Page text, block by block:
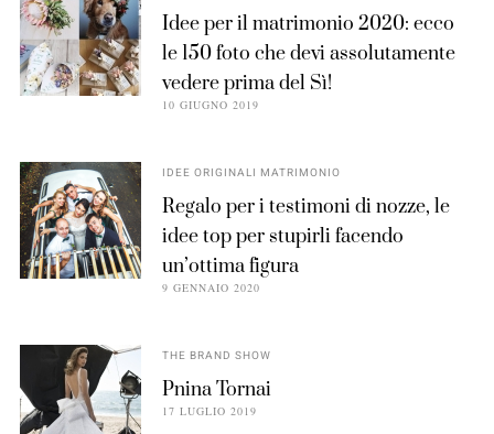
Idee per il matrimonio 2020: ecco
le 150 foto che devi assolutamente
vedere prima del Sì!
10 GIUGNO 2019
IDEE ORIGINALI MATRIMONIO
Regalo per i testimoni di nozze, le
idee top per stupirli facendo
un’ottima figura
9 GENNAIO 2020
THE BRAND SHOW
Pnina Tornai
17 LUGLIO 2019